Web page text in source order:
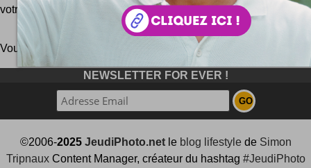
votre boule de glace, vous...
Vous pouvez aussi parcourir le blog au hasard
NEWSLETTER FOR EVER !
©2006-2025 JeudiPhoto.netle blog lifestylede Simon
TripnauxContent Manager, créateur du hashtag #JeudiPhoto